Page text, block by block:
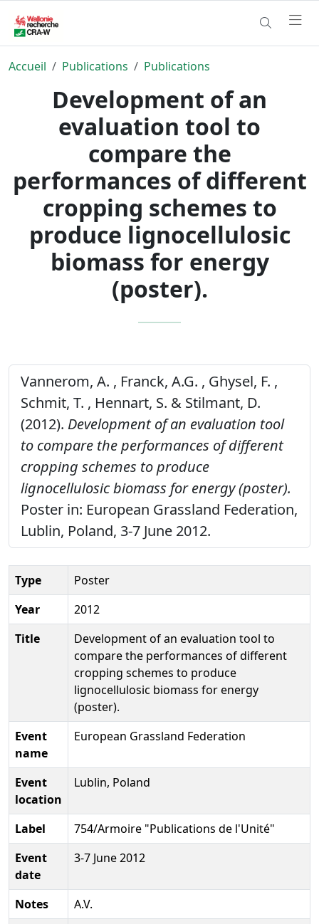
Accueil Publications Publications
Development of an
evaluation tool to
compare the
performances of different
cropping schemes to
produce lignocellulosic
biomass for energy
(poster).
Vannerom, A. , Franck, A.G. , Ghysel, F. ,
Schmit, T. , Hennart, S. & Stilmant, D.
(2012). Development of an evaluation tool
to compare the performances of different
cropping schemes to produce
lignocellulosic biomass for energy (poster).
Poster in: European Grassland Federation,
Lublin, Poland, 3-7 June 2012.
Type
Poster
Year
2012
Title
Development of an evaluation tool to
compare the performances of different
cropping schemes to produce
lignocellulosic biomass for energy
(poster).
Event
name
European Grassland Federation
Event
location
Lublin, Poland
Label
754/Armoire "Publications de l'Unité"
Event
date
3-7 June 2012
Notes
A.V.